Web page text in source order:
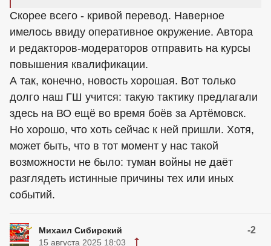
Скорее всего - кривой перевод. Наверное
имелось ввиду оперативное окружение. Автора
и редакторов-модераторов отправить на курсы
повышения квалификации.
А так, конечно, новость хорошая. Вот только
долго наш ГШ учится: такую тактику предлагали
здесь на ВО ещё во время боёв за Артёмовск.
Но хорошо, что хоть сейчас к ней пришли. Хотя,
может быть, что в тот момент у нас такой
возможности не было: туман войны не даёт
разглядеть истинные причины тех или иных
событий.
Михаил Сибирский -2
15 августа 2025 18:03